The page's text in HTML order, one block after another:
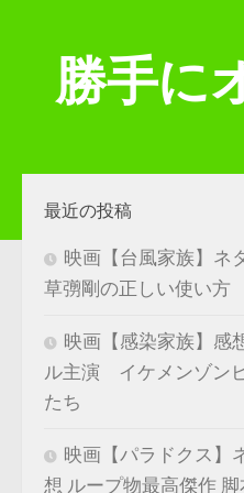
勝手に
最近の投稿
映画【台風家族】ネ
草彅剛の正しい使い方
映画【感染家族】感
ル主演 イケメンゾン
たち
映画【パラドクス】
想 ループ物最高傑作 脚